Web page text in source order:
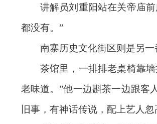
讲解员刘重阳站在关帝庙前
都没有。”
南寨历史文化街区则是另一
茶馆里，一排排老桌椅靠墙
老味道。”他一边斟茶一边跟
旧事，有神话传说，配上艺人